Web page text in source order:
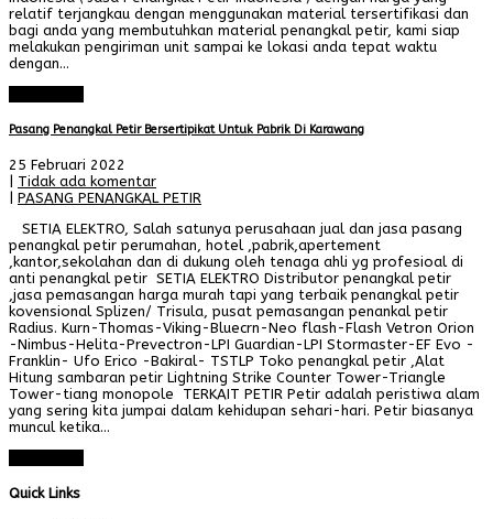
relatif terjangkau dengan menggunakan material tersertifikasi dan
bagi anda yang membutuhkan material penangkal petir, kami siap
melakukan pengiriman unit sampai ke lokasi anda tepat waktu
dengan…
Pasang Penangkal Petir Bersertipikat Untuk Pabrik Di Karawang
25 Februari 2022
Tidak ada komentar
PASANG PENANGKAL PETIR
SETIA ELEKTRO, Salah satunya perusahaan jual dan jasa pasang
penangkal petir perumahan, hotel ,pabrik,apertement
,kantor,sekolahan dan di dukung oleh tenaga ahli yg profesioal di
anti penangkal petir SETIA ELEKTRO Distributor penangkal petir
,jasa pemasangan harga murah tapi yang terbaik penangkal petir
kovensional Splizen/ Trisula, pusat pemasangan penankal petir
Radius. Kurn-Thomas-Viking-Bluecrn-Neo flash-Flash Vetron Orion
-Nimbus-Helita-Prevectron-LPI Guardian-LPI Stormaster-EF Evo -
Franklin- Ufo Erico -Bakiral- TSTLP Toko penangkal petir ,Alat
Hitung sambaran petir Lightning Strike Counter Tower-Triangle
Tower-tiang monopole TERKAIT PETIR Petir adalah peristiwa alam
yang sering kita jumpai dalam kehidupan sehari-hari. Petir biasanya
muncul ketika…
Quick Links